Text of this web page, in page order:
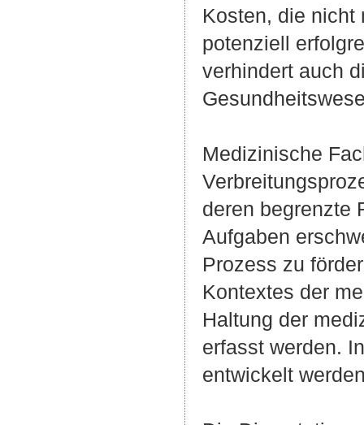
Kosten, die nicht
potenziell
verhindert auch
Medizinische
deren begrenzte
Aufgaben
Prozess zu
Kontextes der
Haltung der
erfasst werden.
entwickelt